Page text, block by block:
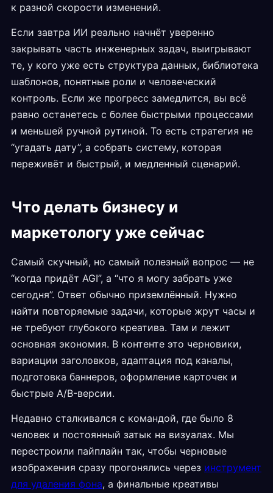
к разной скорости изменений.
Если завтра ИИ реально начнёт уверенно
закрывать часть инженерных задач, выигрывают
те, у кого уже есть структура данных, библиотека
шаблонов, понятные роли и человеческий
контроль. Если же прогресс замедлится, вы всё
равно останетесь с более быстрыми процессами
и меньшей ручной рутиной. То есть стратегия не
“угадать дату”, а собрать систему, которая
переживёт и быстрый, и медленный сценарий.
Что делать бизнесу и
маркетологу уже сейчас
Самый скучный, но самый полезный вопрос — не
“когда придёт AGI”, а “что я могу забрать уже
сегодня”. Ответ обычно приземлённый. Нужно
найти повторяемые задачи, которые жрут часы и
не требуют глубокого креатива. Там и лежит
основная экономия. В контенте это черновики,
вариации заголовков, адаптация под каналы,
подготовка баннеров, оформление карточек и
быстрые A/B-версии.
Недавно сталкивался с командой, где было 8
человек и постоянный затык на визуалах. Мы
перестроили пайплайн так, чтобы черновые
изображения сразу прогонялись через инструмент
для удаления фона, а финальные креативы